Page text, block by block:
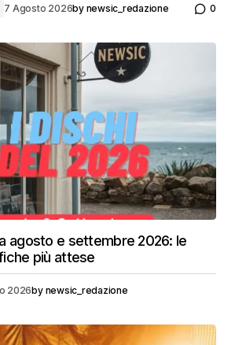
7 Agosto 2026by newsic_redazione 0
agosto e settembre 2026: le
più attese
2026by newsic_redazione